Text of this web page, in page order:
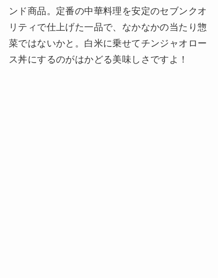
ンド商品。定番の中華料理を安定のセブンクオ
リティで仕上げた一品で、なかなかの当たり惣
菜ではないかと。白米に乗せてチンジャオロー
ス丼にするのがはかどる美味しさですよ！